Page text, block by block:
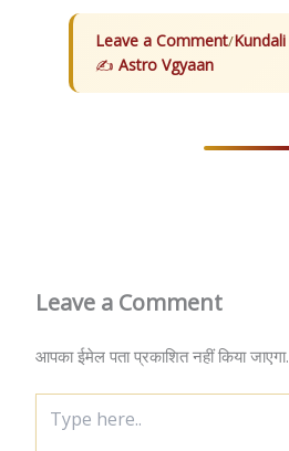
Leave a Comment/
Astro Vgyaan
Leave a Comment
आपका ईमेल पता प्रकाशित नहीं किया जाएगा.
here..